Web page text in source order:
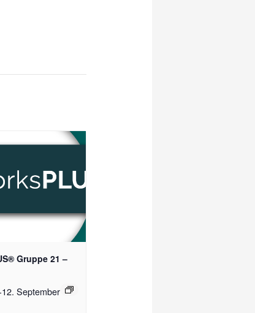
Gruppe 21 –
12. September